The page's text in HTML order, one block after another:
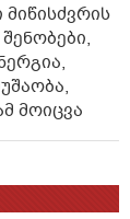
მოიცვა